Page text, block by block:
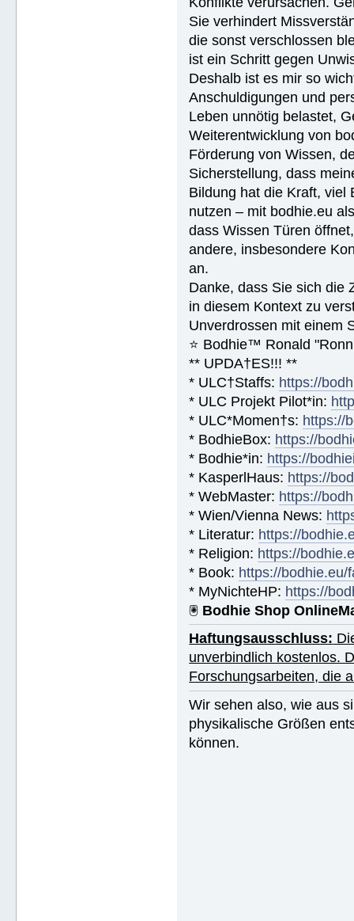
Sie verhindert
die sonst verschlossen
ist ein Schritt gegen
Deshalb ist es mir so
Anschuldigungen und
Leben unnötig belastet,
Weiterentwicklung von
Förderung von Wissen,
Sicherstellung, dass
Bildung hat die Kraft, viel
nutzen – mit bodhie.eu
dass Wissen Türen
andere, insbesondere
an.
Danke, dass Sie sich die
in diesem Kontext zu
Unverdrossen mit einem
⭐️ Bodhie™ Ronald
** UPDA†ES!!! **
* ULC†Staffs: https://
* ULC Projekt Pilot*in:
* ULC*Momen†s: https://
* BodhieBox: https://
* Bodhie*in: https://
* KasperlHaus: https://
* WebMaster: https://
* Wien/Vienna News:
* Literatur: https://
* Religion: https://
* Book: https://bodhie.eu/
* MyNichteHP: https://
🖲 Bodhie Shop
Haftungsausschluss:
unverbindlich kostenlos.
Forschungsarbeiten, die
Wir sehen also, wie aus
physikalische Größen
können.